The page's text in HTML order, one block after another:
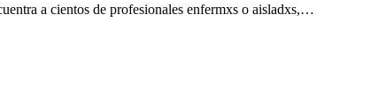
a cientos de profesionales enfermxs o aisladxs,…